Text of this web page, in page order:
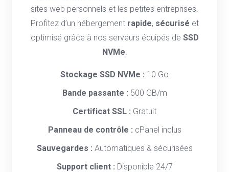
sites web personnels et les petites entreprises.
Profitez d’un hébergement rapide, sécurisé et
optimisé grâce à nos serveurs équipés de SSD
NVMe.
Stockage SSD NVMe : 10 Go
Bande passante : 500 GB/m
Certificat SSL : Gratuit
Panneau de contrôle : cPanel inclus
Sauvegardes : Automatiques & sécurisées
Support client : Disponible 24/7